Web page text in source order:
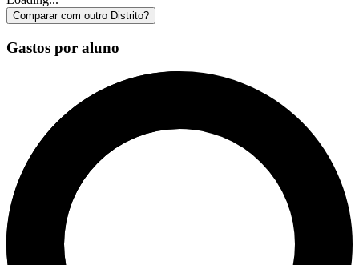
Comparar com outro Distrito?
Gastos por aluno